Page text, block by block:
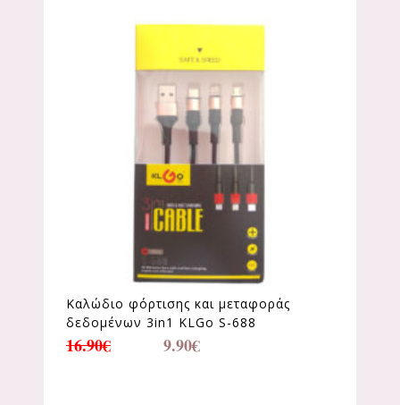
Καλώδιο φόρτισης και μεταφοράς
δεδομένων 3in1 KLGo S-688
16.90€ 9.90€